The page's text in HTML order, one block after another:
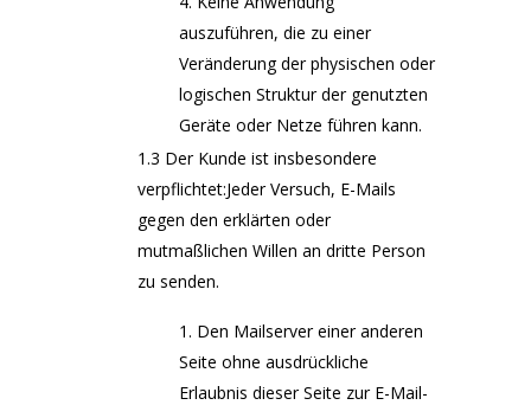
auszuführen, die zu einer
Veränderung der physischen oder
logischen Struktur der genutzten
Geräte oder Netze führen kann.
1.3 Der Kunde ist insbesondere
verpflichtet:Jeder Versuch, E-Mails
gegen den erklärten oder
mutmaßlichen Willen an dritte Person
zu senden.
Den Mailserver einer anderen
Seite ohne ausdrückliche
Erlaubnis dieser Seite zur E-Mail-